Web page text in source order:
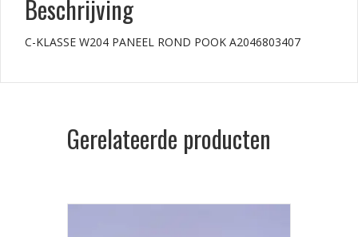
Beschrijving
C-KLASSE W204 PANEEL ROND POOK A2046803407
Gerelateerde producten